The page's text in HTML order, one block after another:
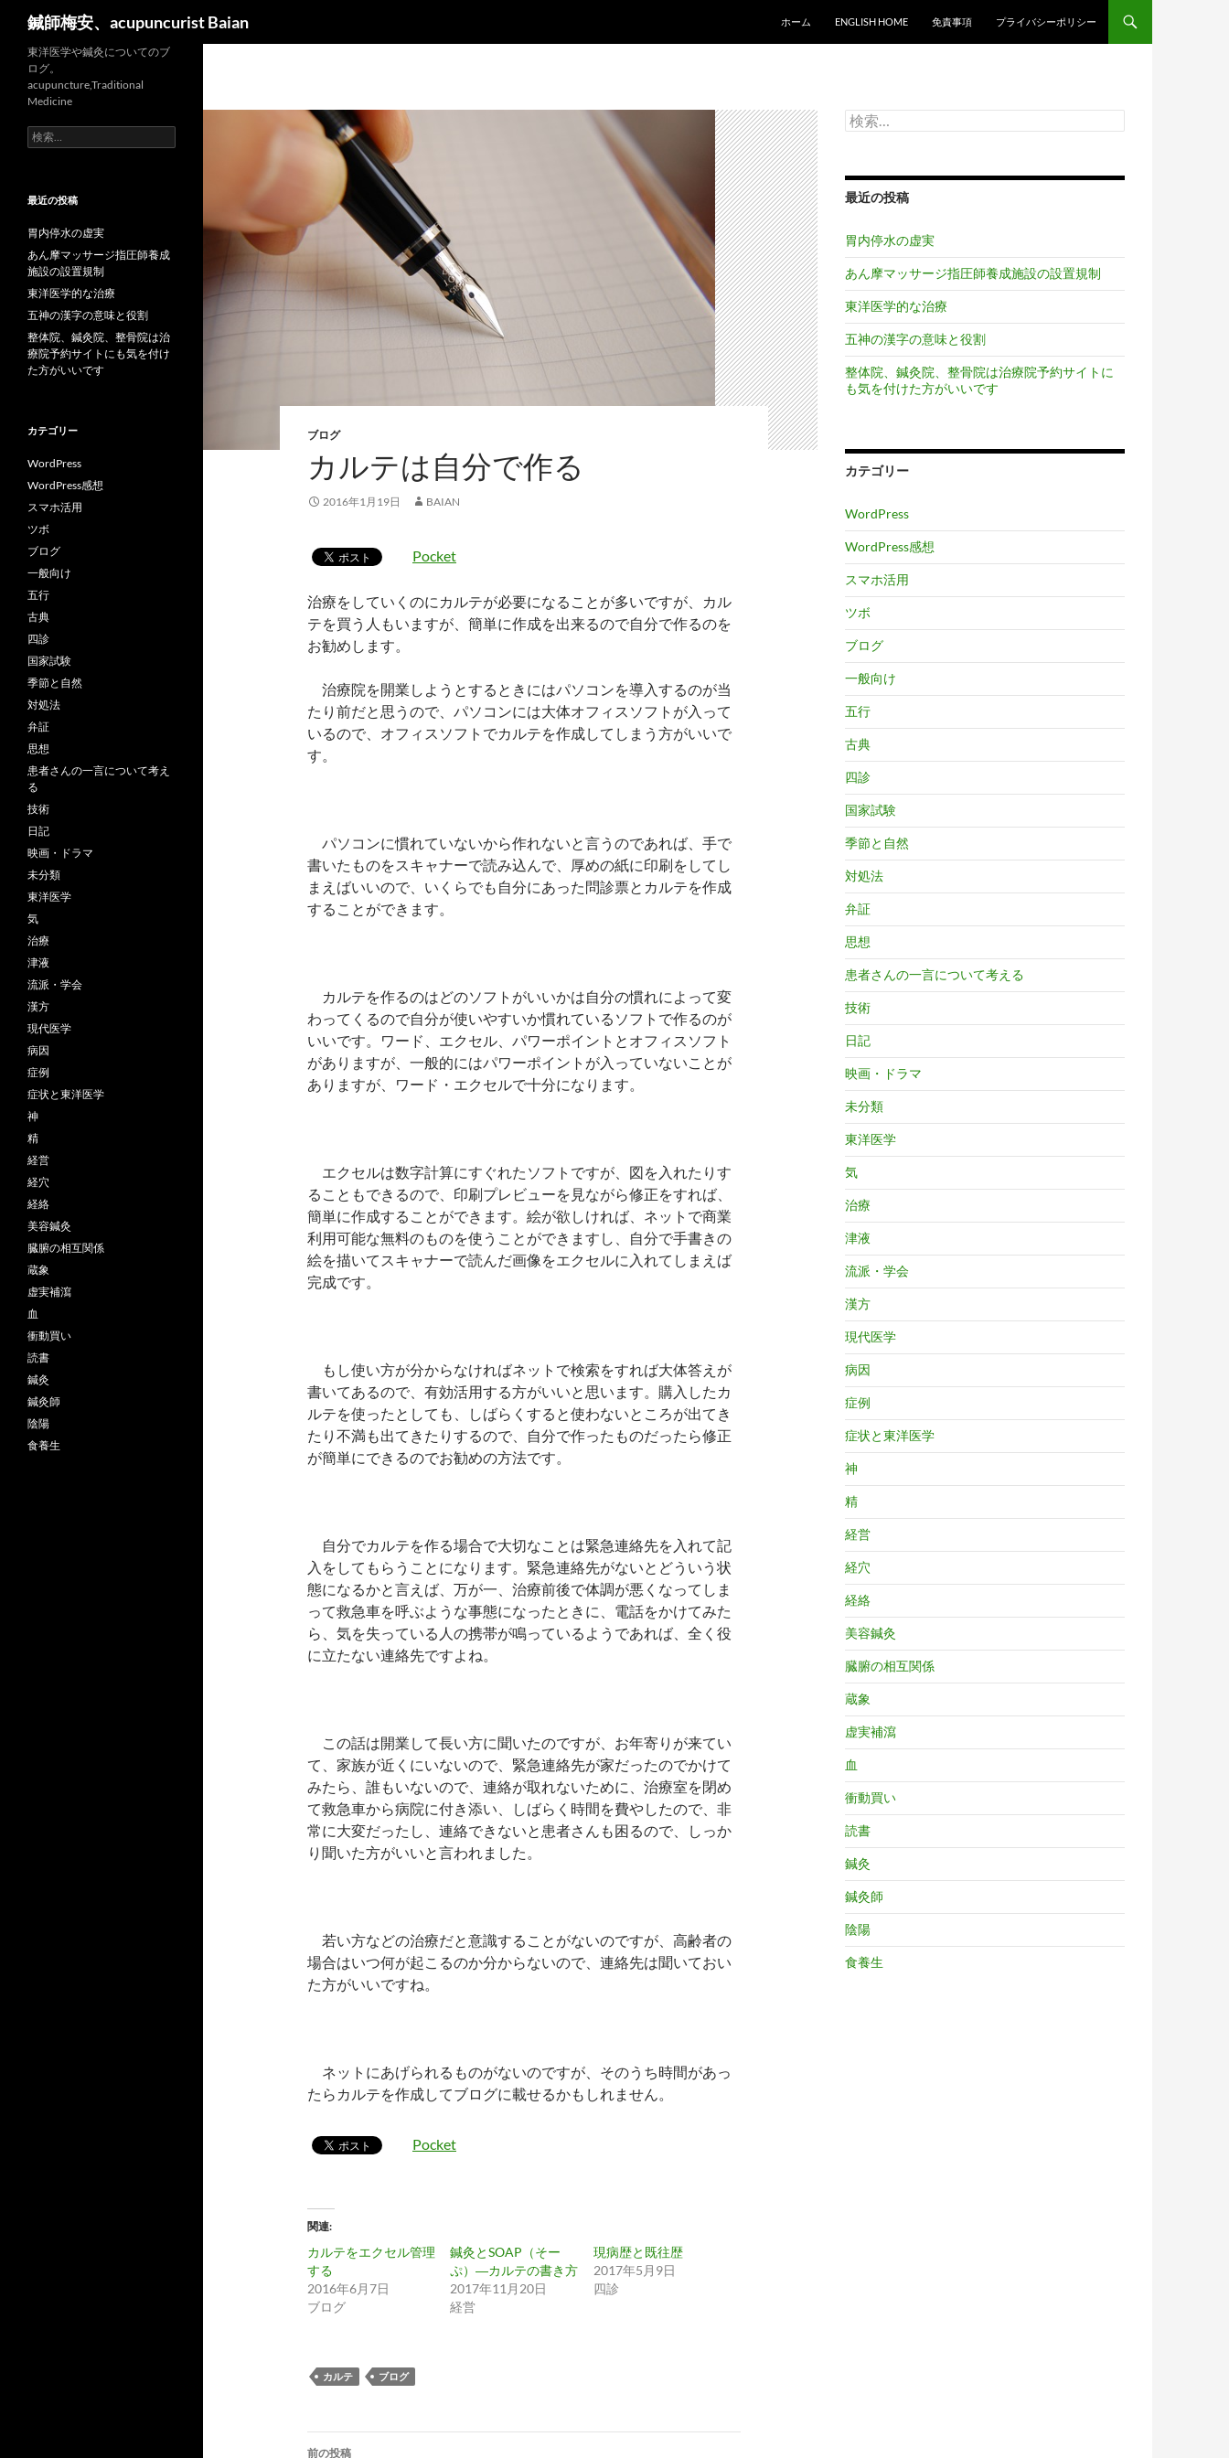
鍼師梅安、acupuncurist Baian
ホーム
ENGLISH HOME 免責事項 プライバシーポリシー
ブログ
カルテは自分で作る
2016年1月19日 BAIAN
Pocket
治療をしていくのにカルテが必要になることが多いですが、カル
テを買う人もいますが、簡単に作成を出来るので自分で作るのを
お勧めします。
治療院を開業しようとするときにはパソコンを導入するのが当
たり前だと思うので、パソコンには大体オフィスソフトが入って
いるので、オフィスソフトでカルテを作成してしまう方がいいで
す。
パソコンに慣れていないから作れないと言うのであれば、手で
書いたものをスキャナーで読み込んで、厚めの紙に印刷をしてし
まえばいいので、いくらでも自分にあった問診票とカルテを作成
することができます。
カルテを作るのはどのソフトがいいかは自分の慣れによって変
わってくるので自分が使いやすいか慣れているソフトで作るのが
いいです。ワード、エクセル、パワーポイントとオフィスソフト
がありますが、一般的にはパワーポイントが入っていないことが
ありますが、ワード・エクセルで十分になります。
エクセルは数字計算にすぐれたソフトですが、図を入れたりす
ることもできるので、印刷プレビューを見ながら修正をすれば、
簡単に作成することができます。絵が欲しければ、ネットで商業
利用可能な無料のものを使うことができますし、自分で手書きの
絵を描いてスキャナーで読んだ画像をエクセルに入れてしまえば
完成です。
もし使い方が分からなければネットで検索をすれば大体答えが
書いてあるので、有効活用する方がいいと思います。購入したカ
ルテを使ったとしても、しばらくすると使わないところが出てき
たり不満も出てきたりするので、自分で作ったものだったら修正
が簡単にできるのでお勧めの方法です。
自分でカルテを作る場合で大切なことは緊急連絡先を入れて記
入をしてもらうことになります。緊急連絡先がないとどういう状
態になるかと言えば、万が一、治療前後で体調が悪くなってしま
って救急車を呼ぶような事態になったときに、電話をかけてみた
ら、気を失っている人の携帯が鳴っているようであれば、全く役
に立たない連絡先ですよね。
この話は開業して長い方に聞いたのですが、お年寄りが来てい
て、家族が近くにいないので、緊急連絡先が家だったのでかけて
みたら、誰もいないので、連絡が取れないために、治療室を閉め
て救急車から病院に付き添い、しばらく時間を費やしたので、非
常に大変だったし、連絡できないと患者さんも困るので、しっか
り聞いた方がいいと言われました。
若い方などの治療だと意識することがないのですが、高齢者の
場合はいつ何が起こるのか分からないので、連絡先は聞いておい
た方がいいですね。
ネットにあげられるものがないのですが、そのうち時間があっ
たらカルテを作成してブログに載せるかもしれません。
Pocket
関連
カルテをエクセル管理
する
2016年6月7日
ブログ
鍼灸とSOAP（そー
ぷ）―カルテの書き方
2017年11月20日
経営
現病歴と既往歴
2017年5月9日
四診
カルテ ブログ
投
前の投稿
検
索:
最近の投稿
胃内停水の虚実
あん摩マッサージ指圧師養成施設の設置規制
東洋医学的な治療
五神の漢字の意味と役割
整体院、鍼灸院、整骨院は治療院予約サイトに
も気を付けた方がいいです
カテゴリー
WordPress
WordPress感想
スマホ活用
ツボ
ブログ
一般向け
五行
古典
四診
国家試験
季節と自然
対処法
弁証
思想
患者さんの一言について考える
技術
日記
映画・ドラマ
未分類
東洋医学
気
治療
津液
流派・学会
漢方
現代医学
病因
症例
症状と東洋医学
神
精
経営
経穴
経絡
美容鍼灸
臓腑の相互関係
蔵象
虚実補瀉
血
衝動買い
読書
鍼灸
鍼灸師
陰陽
食養生
東洋医学や鍼灸についてのブ
ログ。
acupuncture,Traditional
Medicine
検
索:
最近の投稿
胃内停水の虚実
あん摩マッサージ指圧師養成
施設の設置規制
東洋医学的な治療
五神の漢字の意味と役割
整体院、鍼灸院、整骨院は治
療院予約サイトにも気を付け
た方がいいです
カテゴリー
WordPress
WordPress感想
スマホ活用
ツボ
ブログ
一般向け
五行
古典
四診
国家試験
季節と自然
対処法
弁証
思想
患者さんの一言について考え
る
技術
日記
映画・ドラマ
未分類
東洋医学
気
治療
津液
流派・学会
漢方
現代医学
病因
症例
症状と東洋医学
神
精
経営
経穴
経絡
美容鍼灸
臓腑の相互関係
蔵象
虚実補瀉
血
衝動買い
読書
鍼灸
鍼灸師
陰陽
食養生